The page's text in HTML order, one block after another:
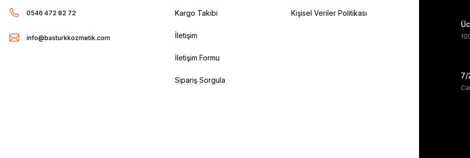
0546 472 82 72
info@basturkkozmetik.com
Kargo Takibi
İletişim
İletişim Formu
Sipariş Sorgula
Kişisel Veriler Politikası
7/